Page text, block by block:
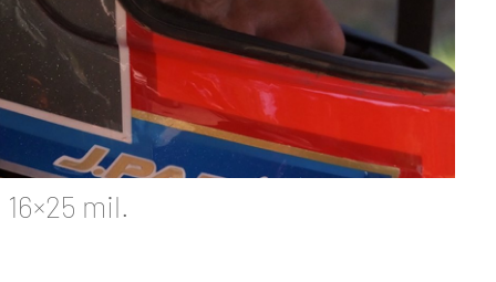
16×25 mil.